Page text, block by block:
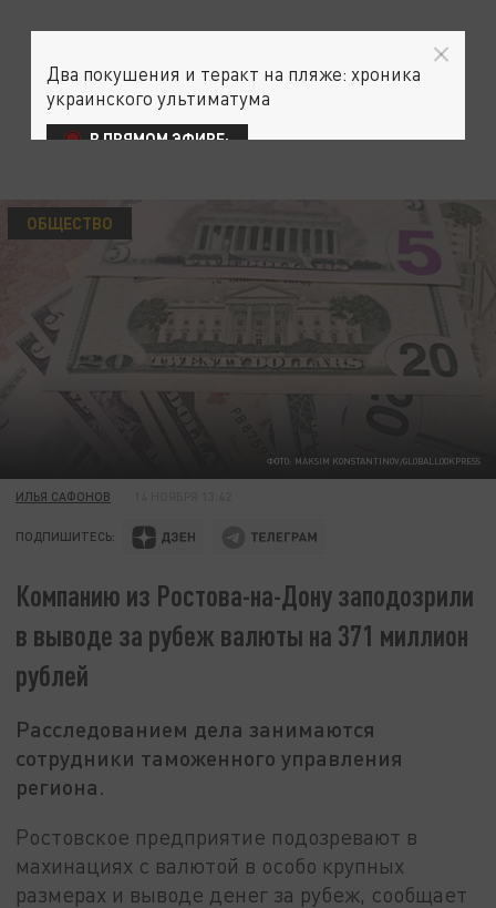
ФОТО: MAKSIM KONSTANTINOV/GLOBALLOOKPRESS
ОБЩЕСТВО
ИЛЬЯ САФОНОВ
ПОДПИШИТЕСЬ:
Компанию из Ростова-на-Дону заподозрили
в выводе за рубеж валюты на 371 миллион
рублей
Расследованием дела занимаются
сотрудники таможенного управления
региона.
Ростовское предприятие подозревают в
махинациях с валютой в особо крупных
размерах и выводе денег за рубеж, сообщает
Два покушения и теракт на пляже: хроника
украинского ультиматума
В ПРЯМОМ ЭФИРЕ: